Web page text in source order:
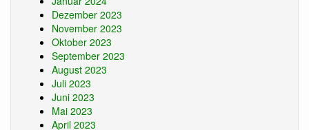
Dezember 2023
November 2023
Oktober 2023
September 2023
August 2023
Juli 2023
Juni 2023
Mai 2023
April 2023